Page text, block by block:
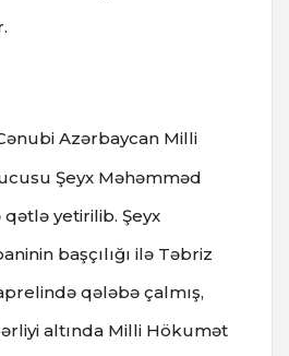
Azərbaycan Milli
Şeyx Məhəmməd
qətlə yetirilib. Şeyx
başçılığı ilə Təbriz
qələbə çalmış,
altında Milli Hökumət